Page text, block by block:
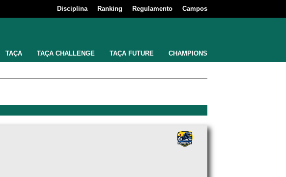
Disciplina Ranking Regulamento Campos
TAÇA TAÇA CHALLENGE TAÇA FUTURE CHAMPIONS